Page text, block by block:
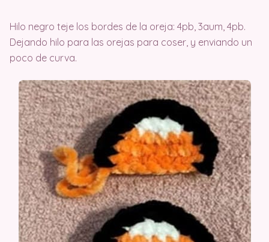
Hilo negro teje los bordes de la oreja: 4pb, 3aum, 4pb.
Dejando hilo para las orejas para coser, y enviando un
poco de curva.